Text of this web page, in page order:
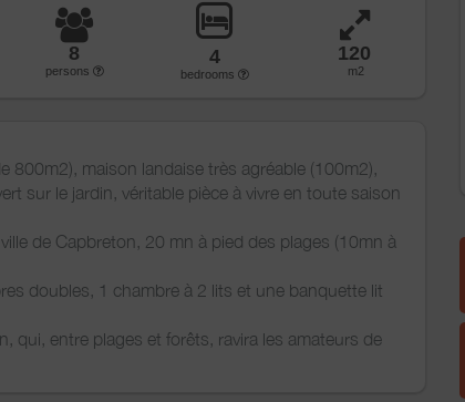
8
persons
4
bedrooms
120
m2
800m2), maison landaise très agréable (100m2),
sur le jardin, véritable pièce à vivre en toute saison
de Capbreton, 20 mn à pied des plages (10mn à
doubles, 1 chambre à 2 lits et une banquette lit
qui, entre plages et forêts, ravira les amateurs de